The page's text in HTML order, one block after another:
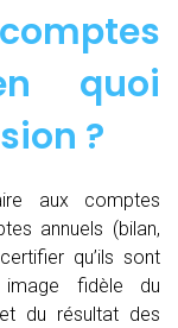
n quoi
?
aux comptes
annuels (bilan,
qu’ils sont
image fidèle du
du résultat des